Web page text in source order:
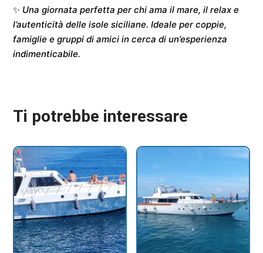
✨ Una giornata perfetta per chi ama il mare, il relax e
l’autenticità delle isole siciliane. Ideale per coppie,
famiglie e gruppi di amici in cerca di un’esperienza
indimenticabile.
Ti potrebbe interessare